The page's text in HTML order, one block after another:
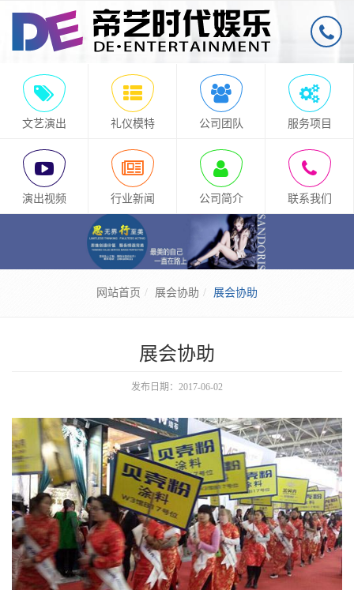
文艺演出 礼仪模特 公司团队 服务项目
演出视频 行业新闻 公司简介 联系我们
网站首页 展会协助 展会协助
展会协助
发布日期：2017-06-02